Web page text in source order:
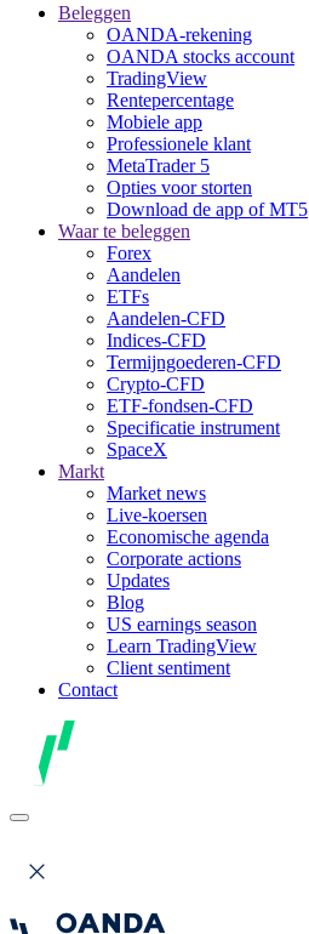
Beleggen
OANDA-rekening
OANDA stocks account
TradingView
Rentepercentage
Mobiele app
Professionele klant
MetaTrader 5
Opties voor storten
Download de app of MT5
Waar te beleggen
Forex
Aandelen
ETFs
Aandelen-CFD
Indices-CFD
Termijngoederen-CFD
Crypto-CFD
ETF-fondsen-CFD
Specificatie instrument
SpaceX
Markt
Market news
Live-koersen
Economische agenda
Corporate actions
Updates
Blog
US earnings season
Learn TradingView
Client sentiment
Contact